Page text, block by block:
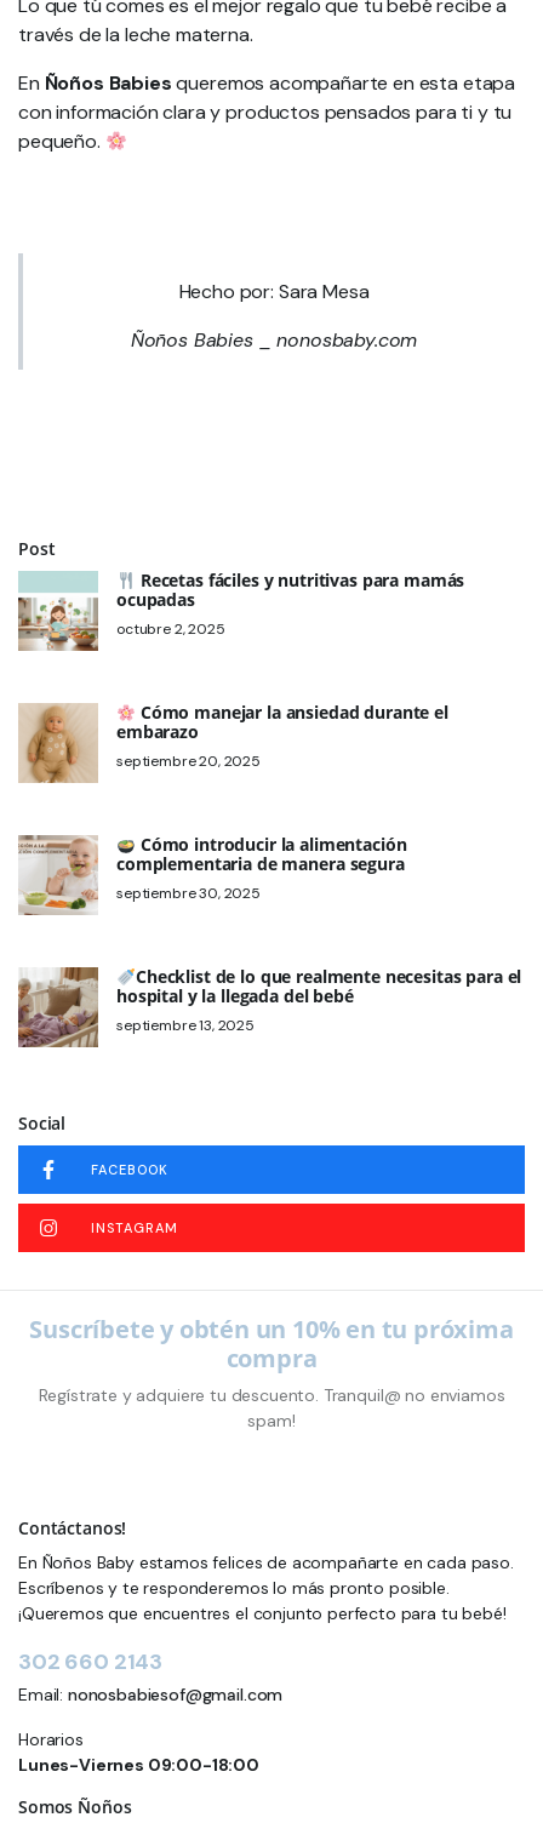
Lo que tú comes es el mejor regalo que tu bebé recibe a
través de la leche materna.
En Ñoños Babiesqueremos acompañarte en esta etapa
con información clara y productos pensados para ti y tu
pequeño.
Hecho por: Sara Mesa
Ñoños Babies _ nonosbaby.com
Post
Recetas fáciles y nutritivas para mamás
ocupadas
octubre 2, 2025
Cómo manejar la ansiedad durante el
embarazo
septiembre 20, 2025
Cómo introducir la alimentación
complementaria de manera segura
septiembre 30, 2025
Checklist de lo que realmente necesitas para el
hospital y la llegada del bebé
septiembre 13, 2025
Social
FACEBOOK
INSTAGRAM
Suscríbete y obtén un 10% en tu próxima
compra
Regístrate y adquiere tu descuento. Tranquil@ no enviamos
spam!
Contáctanos!
En Ñoños Baby estamos felices de acompañarte en cada paso.
Escríbenos y te responderemos lo más pronto posible.
¡Queremos que encuentres el conjunto perfecto para tu bebé!
302 660 2143
Email: nonosbabiesof@gmail.com
Horarios
Lunes-Viernes 09:00-18:00
Somos Ñoños